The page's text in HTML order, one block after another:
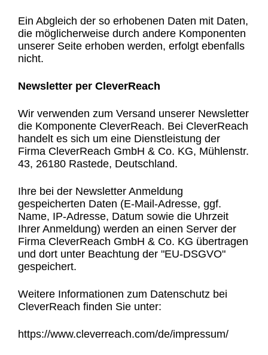
Ein Abgleich der so erhobenen Daten mit Daten,
die möglicherweise durch andere Komponenten
unserer Seite erhoben werden, erfolgt ebenfalls
nicht.
Newsletter per CleverReach
Wir verwenden zum Versand unserer Newsletter
die Komponente CleverReach. Bei CleverReach
handelt es sich um eine Dienstleistung der
Firma CleverReach GmbH & Co. KG, Mühlenstr.
43, 26180 Rastede, Deutschland.
Ihre bei der Newsletter Anmeldung
gespeicherten Daten (E-Mail-Adresse, ggf.
Name, IP-Adresse, Datum sowie die Uhrzeit
Ihrer Anmeldung) werden an einen Server der
Firma CleverReach GmbH & Co. KG übertragen
und dort unter Beachtung der "EU-DSGVO"
gespeichert.
Weitere Informationen zum Datenschutz bei
CleverReach finden Sie unter:
https://www.cleverreach.com/de/impressum/